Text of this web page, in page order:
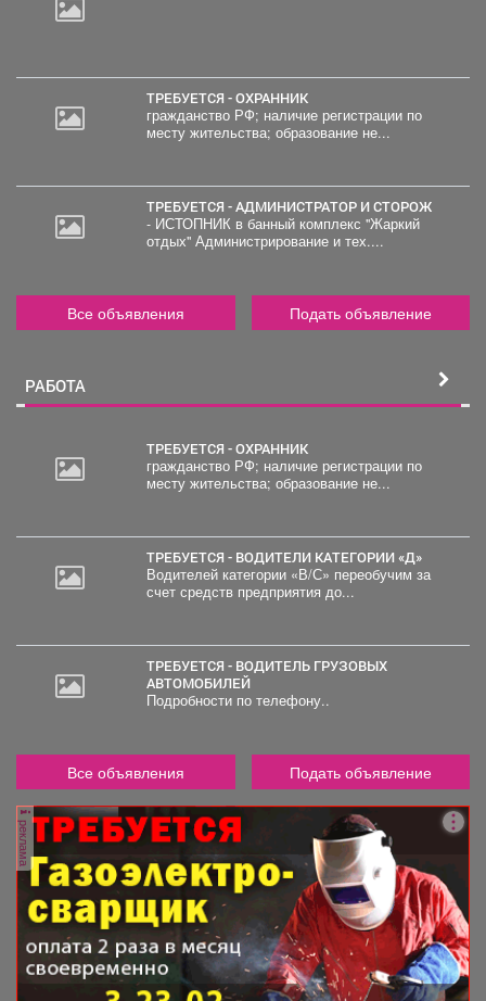
ТРЕБУЕТСЯ - ОХРАННИК
гражданство РФ; наличие регистрации по
месту жительства; образование не...
ТРЕБУЕТСЯ - АДМИНИСТРАТОР И СТОРОЖ
- ИСТОПНИК в банный комплекс "Жаркий
отдых" Администрирование и тех....
Все объявления Подать объявление
РАБОТА
ТРЕБУЕТСЯ - ОХРАННИК
гражданство РФ; наличие регистрации по
месту жительства; образование не...
ТРЕБУЕТСЯ - ВОДИТЕЛИ КАТЕГОРИИ «Д»
Водителей категории «В/С» переобучим за
счет средств предприятия до...
ТРЕБУЕТСЯ - ВОДИТЕЛЬ ГРУЗОВЫХ
АВТОМОБИЛЕЙ
Подробности по телефону..
Все объявления Подать объявление
реклама